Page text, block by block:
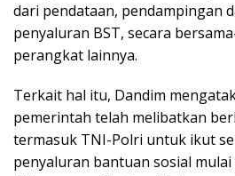
dari pendataan, pendampingan
penyaluran BST, secara
perangkat lainnya.
Terkait hal itu, Dandim
pemerintah telah melibatkan
termasuk TNI-Polri untuk ikut
penyaluran bantuan sosial